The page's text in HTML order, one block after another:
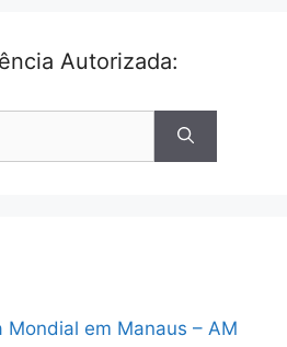
Autorizada:
Mondial em Manaus – AM